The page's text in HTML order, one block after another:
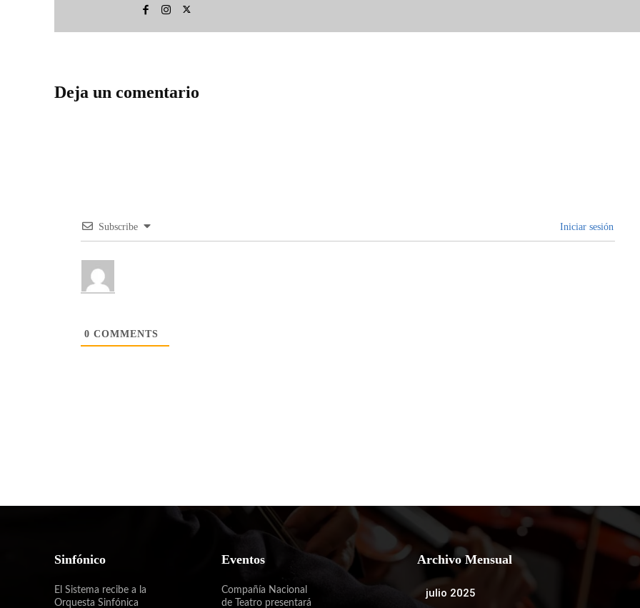
Deja un comentario
Subscribe Iniciar sesión
0 COMMENTS
Sinfónico
El Sistema recibe a la
Orquesta Sinfónica
Eventos
Compañía Nacional
de Teatro presentará
Archivo Mensual
julio 2025